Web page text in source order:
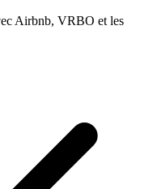
Airbnb, VRBO et les